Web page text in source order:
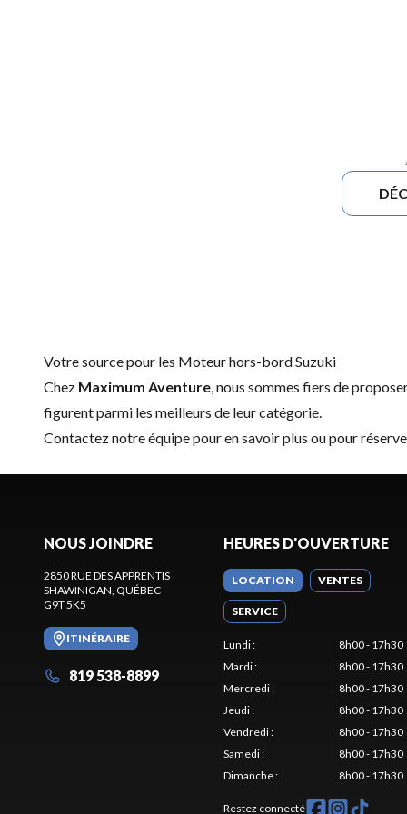
Votre source pour les Moteur hors-bord Suzuki
Chez Maximum Aventure, nous sommes fiers de
figurent parmi les meilleurs de leur catégorie.
Contactez notre équipepour en savoir plus ou pour
NOUS JOINDRE
2850 RUE DES APPRENTIS
SHAWINIGAN, QUÉBEC
G9T 5K5
ITINÉRAIRE
819 538-8899
HEURES D'OUVERTURE
LOCATION VENTES
SERVICE
Lundi:
8h00 - 17h30
Mardi:
8h00 - 17h30
Mercredi:
8h00 - 17h30
Jeudi:
8h00 - 17h30
Vendredi:
8h00 - 17h30
Samedi:
8h00 - 17h30
Dimanche: 8h00 - 17h30
Restez connecté